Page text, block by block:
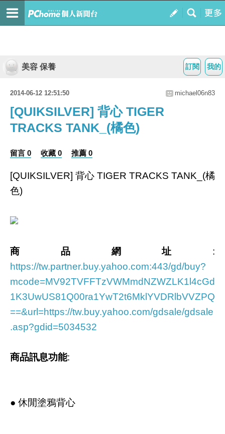
我的
訂閱
美容 保養
2014-06-12 12:51:50 michael06n83
[QUIKSILVER] 背心 TIGER
TRACKS TANK_(橘色)
留言 0 收藏 0 推薦 0
[QUIKSILVER] 背心 TIGER TRACKS TANK_(橘
色)
商品網址 :
https://tw.partner.buy.yahoo.com:443/gd/buy?
mcode=MV92TVFFTzVWMmdNZWZLK1l4cGd
1K3UwUS81Q00ra1YwT2t6MklYVDRlbVVZPQ
==&url=https://tw.buy.yahoo.com/gdsale/gdsale
.asp?gdid=5034532
商品訊息功能:
● 休閒塗鴉背心